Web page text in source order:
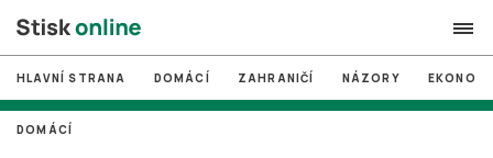
search
# MUNI
HLAVNÍ STRANA DOMÁCÍ ZAHRANIČÍ NÁZORY
DOMÁCÍ